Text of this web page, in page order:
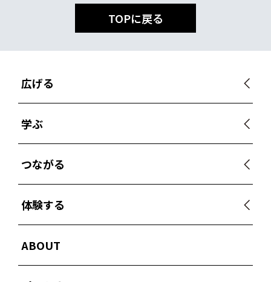
TOPに戻る
広げる
学ぶ
つながる
体験する
ABOUT